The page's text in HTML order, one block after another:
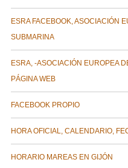
ESRA FACEBOOK, ASOCIACIÓN
SUBMARINA
ESRA, -ASOCIACIÓN EUROPEA
PÁGINA WEB
FACEBOOK PROPIO
HORA OFICIAL, CALENDARIO,
HORARIO MAREAS EN GIJÓN